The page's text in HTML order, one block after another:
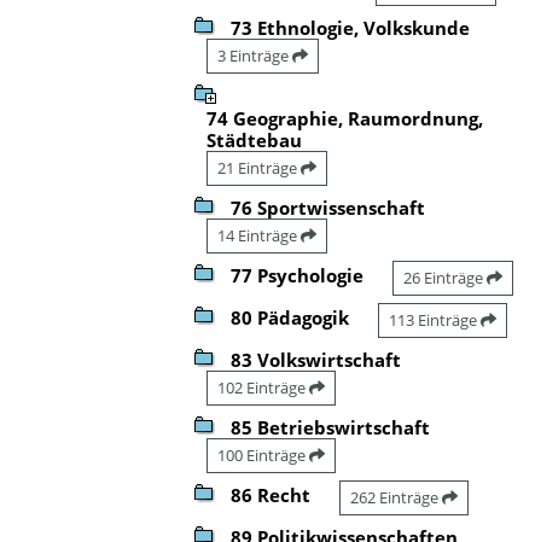
73 Ethnologie, Volkskunde
3 Einträge
74 Geographie, Raumordnung,
Städtebau
21 Einträge
76 Sportwissenschaft
14 Einträge
77 Psychologie 26 Einträge
80 Pädagogik 113 Einträge
83 Volkswirtschaft
102 Einträge
85 Betriebswirtschaft
100 Einträge
86 Recht 262 Einträge
89 Politikwissenschaften